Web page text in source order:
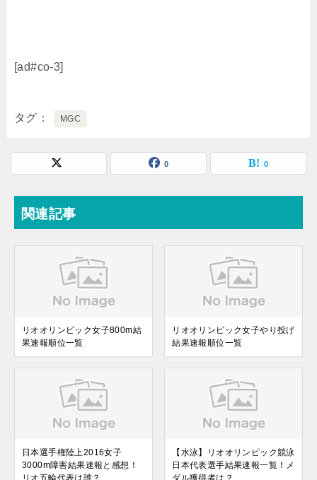
[ad#co-3]
タグ MGC
0 0
関連記事
リオオリンピック女子800m結
果速報順位一覧
リオオリンピック女子やり投げ
結果速報順位一覧
日本選手権陸上2016女子
3000m障害結果速報と感想！
リオ五輪代表は誰？
【水泳】リオオリンピック競泳
日本代表選手結果速報一覧！メ
ダル獲得者は？